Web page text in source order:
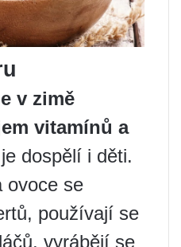
v zimě
vitamínů a
dospělí i děti.
ovoce se
používají se
vyrábějí se